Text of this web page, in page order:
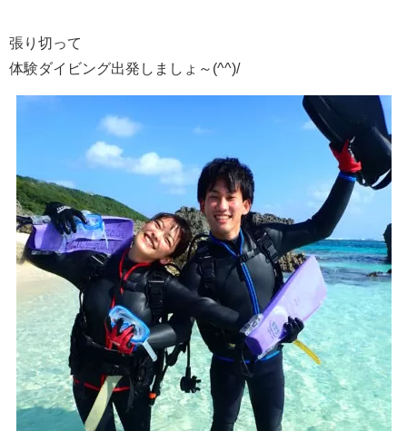
張り切って
体験ダイビング出発しましょ～(^^)/